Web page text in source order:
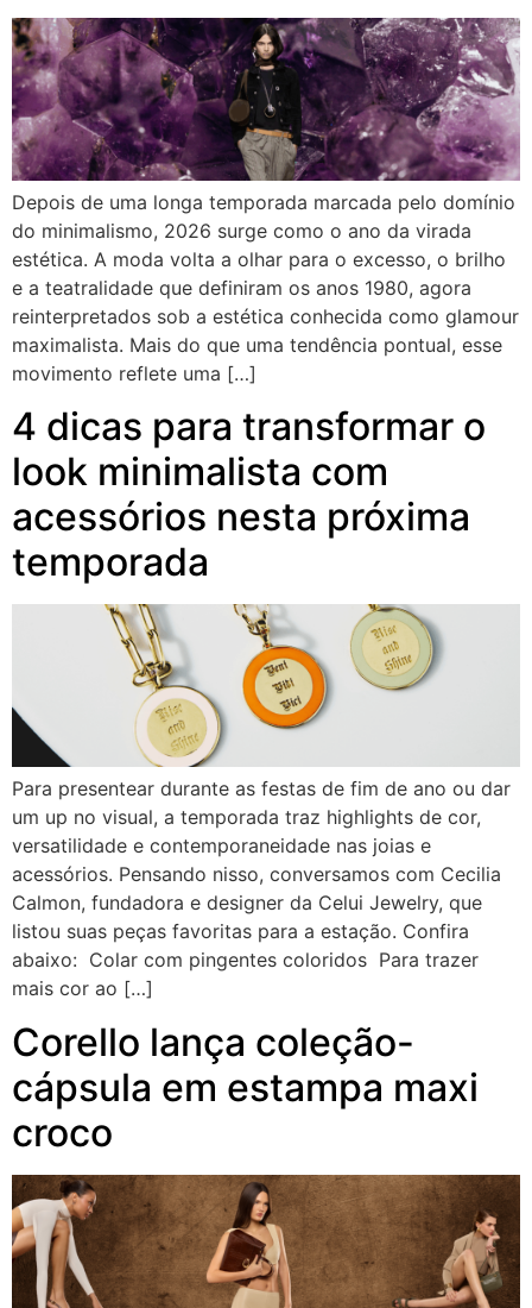
Depois de uma longa temporada marcada pelo domínio
do minimalismo, 2026 surge como o ano da virada
estética. A moda volta a olhar para o excesso, o brilho
e a teatralidade que definiram os anos 1980, agora
reinterpretados sob a estética conhecida como glamour
maximalista. Mais do que uma tendência pontual, esse
movimento reflete uma […]
4 dicas para transformar o
look minimalista com
acessórios nesta próxima
temporada
Para presentear durante as festas de fim de ano ou dar
um up no visual, a temporada traz highlights de cor,
versatilidade e contemporaneidade nas joias e
acessórios. Pensando nisso, conversamos com Cecilia
Calmon, fundadora e designer da Celui Jewelry, que
listou suas peças favoritas para a estação. Confira
abaixo: Colar com pingentes coloridos Para trazer
mais cor ao […]
Corello lança coleção-
cápsula em estampa maxi
croco